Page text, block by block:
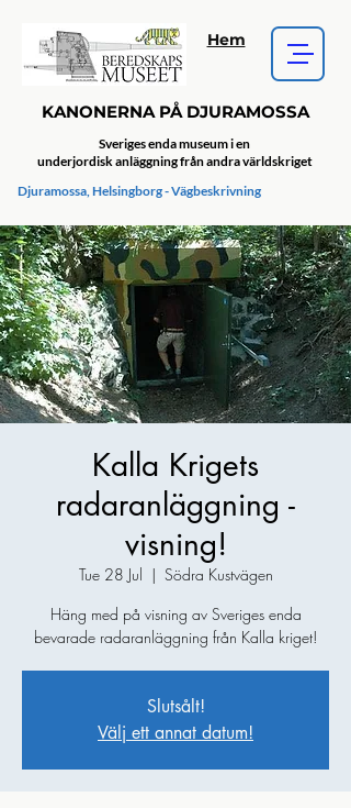
KANONERNA PÅ DJURAMOSSA
Djuramossa, Helsingborg - Vägbeskrivning
Sveriges enda museum i en
underjordisk anläggning från andra världskriget
Hem
Kalla Krigets
radaranläggning -
visning!
Tue 28 Jul
  |
Södra Kustvägen
Häng med på visning av Sveriges enda
bevarade radaranläggning från Kalla kriget!
Slutsålt!
Välj ett annat datum!